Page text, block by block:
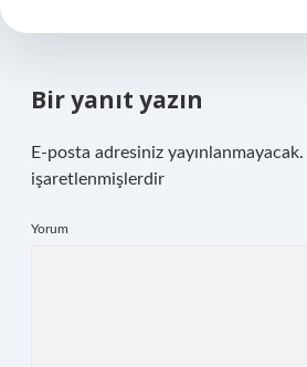
Bir yanıt yazın
E-posta adresiniz yayınlanmayacak.
işaretlenmişlerdir
Yorum